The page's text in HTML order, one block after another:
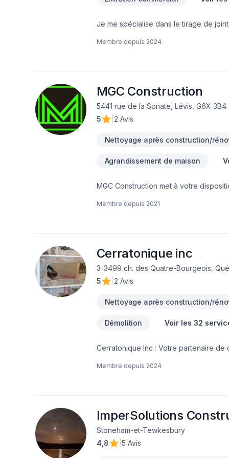
Je me spécialise dans le tirage de
de faire la vente des projets et
Membre depuis 2024
MGC Construction
5441 rue de la Sonate, Lévis, G6X 3B4
5
2 Avis
Nettoyage après construction/
Agrandissement de maison
MGC Construction met à votre
Insonorisation, Irrigation, Isolation,
Membre depuis 2021
Cerratonique inc
3-3499 ch. des Quatre-Bourgeois,
5
2 Avis
Nettoyage après construction/
Démolition Voir les 32
Cerratonique Inc : Votre partenaire
haut de gamme à la finition intérieure
Membre depuis 2024
ImperSolutions
Stoneham-et-Tewkesbury
4,8
5 Avis